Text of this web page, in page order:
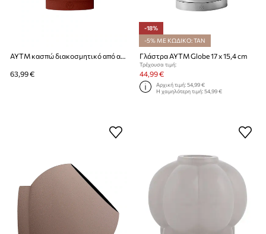
AYTM κασπώ διακοσμητικό από ανοξείδωτο χάλυβα 21 x 18,8 cm
63,99 €
-18%
-5% ΜΕ ΚΩΔΙΚΟ: TAN
Γλάστρα AYTM Globe 17 x 15,4 cm
Τρέχουσα τιμή:
44,99 €
Αρχική τιμή:54,99 €
Η χαμηλότερη τιμή:54,99 €